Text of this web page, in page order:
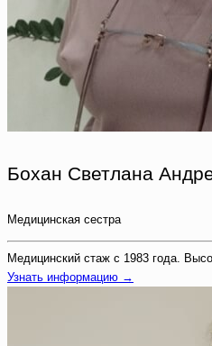
Бохан Светлана
Медицинская сестра
Медицинский стаж с 1983 года.
Узнать информацию →